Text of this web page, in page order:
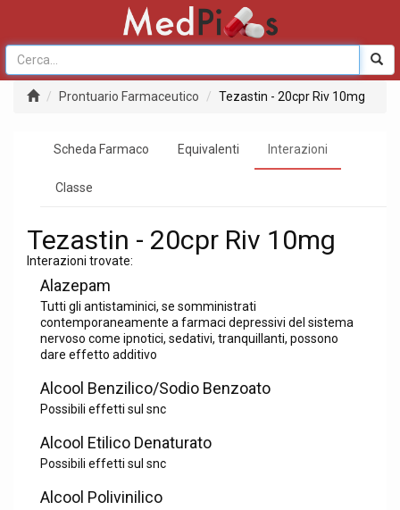
Prontuario Farmaceutico Tezastin - 20cpr Riv 10mg
Scheda Farmaco Equivalenti Interazioni
Classe
Tezastin - 20cpr Riv 10mg
Interazioni trovate:
Alazepam
Tutti gli antistaminici, se somministrati
contemporaneamente a farmaci depressivi del sistema
nervoso come ipnotici, sedativi, tranquillanti, possono
dare effetto additivo
Alcool Benzilico/Sodio Benzoato
Possibili effetti sul snc
Alcool Etilico Denaturato
Possibili effetti sul snc
Alcool Polivinilico